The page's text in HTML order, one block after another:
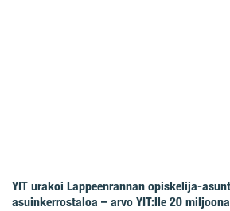
YIT urakoi Lappeenrannan opiskelija-
asuinkerrostaloa – arvo YIT:lle 20